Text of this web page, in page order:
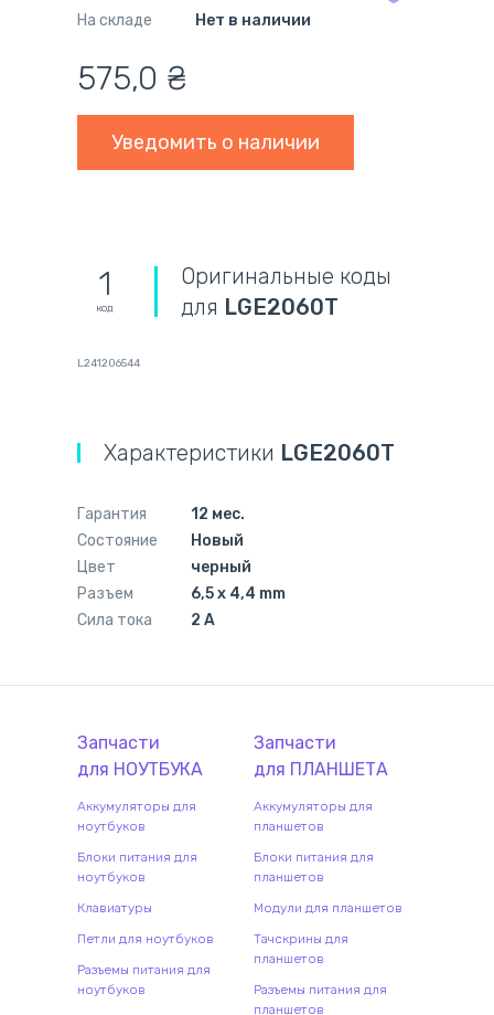
На складе
Нет в наличии
575,0 ₴
Уведомить о наличии
1
код
Оригинальные коды
для LGE2060T
L241206544
Характеристики LGE2060T
Гарантия
12 мес.
Состояние
Новый
Цвет
черный
Разъем
6,5 x 4,4 mm
Сила тока
2 А
Запчасти
для НОУТБУКА
Аккумуляторы для
ноутбуков
Блоки питания для
ноутбуков
Клавиатуры
Петли для ноутбуков
Разъемы питания для
ноутбуков
Запчасти
для ПЛАНШЕТА
Аккумуляторы для
планшетов
Блоки питания для
планшетов
Модули для планшетов
Тачскрины для
планшетов
Разъемы питания для
планшетов